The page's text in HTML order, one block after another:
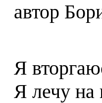
автор
Я
Я лечу на